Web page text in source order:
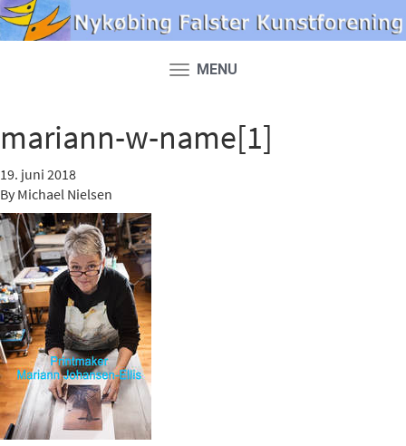
Toggle
MENU
mariann-w-name[1]
19. juni 2018
By Michael Nielsen